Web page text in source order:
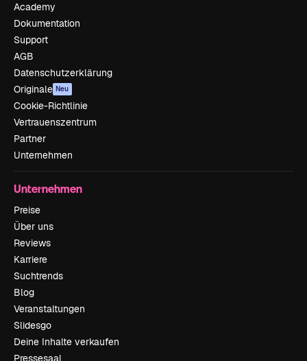
Academy
Dokumentation
Support
AGB
Datenschutzerklärung
Originale Neu
Cookie-Richtlinie
Vertrauenszentrum
Partner
Unternehmen
Unternehmen
Preise
Über uns
Reviews
Karriere
Suchtrends
Blog
Veranstaltungen
Slidesgo
Deine Inhalte verkaufen
Pressesaal